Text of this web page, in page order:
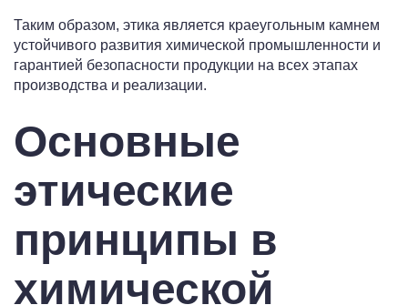
Таким образом, этика является краеугольным камнем
устойчивого развития химической промышленности и
гарантией безопасности продукции на всех этапах
производства и реализации.
Основные
этические
принципы в
химической